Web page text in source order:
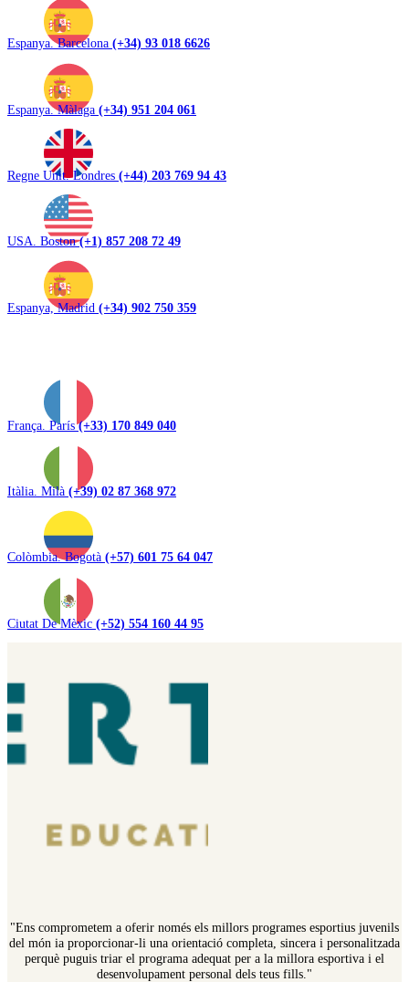
Espanya. Barcelona (+34) 93 018 6626
Espanya. Màlaga (+34) 951 204 061
Regne Unit. Londres (+44) 203 769 94 43
USA. Boston(+1) 857 208 72 49
Espanya, Madrid (+34) 902 750 359
França. París(+33) 170 849 040
Itàlia. Milà (+39) 02 87 368 972
Colòmbia. Bogotà (+57) 601 75 64 047
Ciutat De Mèxic (+52) 554 160 44 95
"Ens comprometem a oferir només els millors programes esportius juvenils
del món ia proporcionar-li una orientació completa, sincera i personalitzada
perquè puguis triar el programa adequat per a la millora esportiva i el
desenvolupament personal dels teus fills."